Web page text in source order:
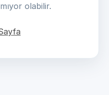
olabilir.